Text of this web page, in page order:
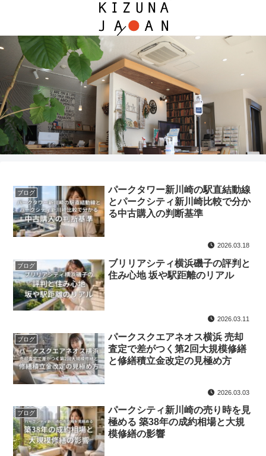
ブログ
パークタワー新川崎の駅直結動線
とパークシティ新川崎比較で分か
る中古購入の判断基準
2026.03.18
ブログ
ブリリアシティ横浜磯子の評判と
住み心地 坂や駅距離のリアル
2026.03.11
ブログ
パークスクエアネオス横浜 売却
査定で差がつく第2回大規模修繕
と修繕積立金改定の見極め方
2026.03.03
ブログ
パークシティ新川崎の売り時を見
極める 築38年の成約相場と大規
模修繕の影響